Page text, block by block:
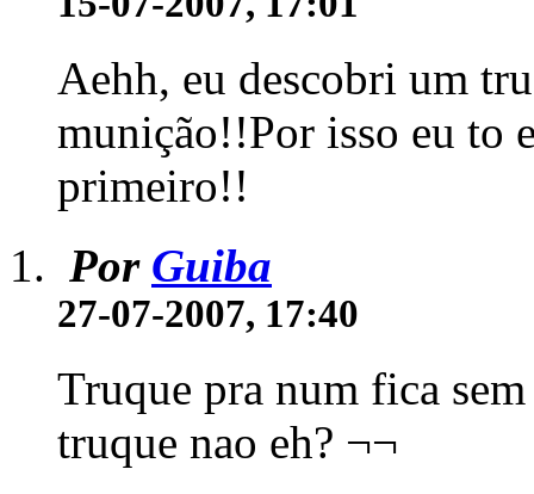
Aehh, eu descobri um
munição!!Por isso eu to
primeiro!!
Por Guiba
27-07-2007, 17:40
Truque pra num fica
truque nao eh? ¬¬